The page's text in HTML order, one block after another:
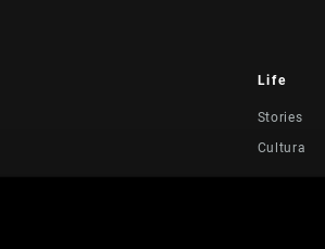
Life
Stories
Cultura